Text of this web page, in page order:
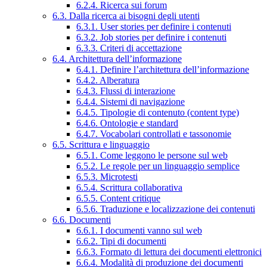
6.2.4. Ricerca sui forum
6.3. Dalla ricerca ai bisogni degli utenti
6.3.1. User stories per definire i contenuti
6.3.2. Job stories per definire i contenuti
6.3.3. Criteri di accettazione
6.4. Architettura dell’informazione
6.4.1. Definire l’architettura dell’informazione
6.4.2. Alberatura
6.4.3. Flussi di interazione
6.4.4. Sistemi di navigazione
6.4.5. Tipologie di contenuto (content type)
6.4.6. Ontologie e standard
6.4.7. Vocabolari controllati e tassonomie
6.5. Scrittura e linguaggio
6.5.1. Come leggono le persone sul web
6.5.2. Le regole per un linguaggio semplice
6.5.3. Microtesti
6.5.4. Scrittura collaborativa
6.5.5. Content critique
6.5.6. Traduzione e localizzazione dei contenuti
6.6. Documenti
6.6.1. I documenti vanno sul web
6.6.2. Tipi di documenti
6.6.3. Formato di lettura dei documenti elettronici
6.6.4. Modalità di produzione dei documenti